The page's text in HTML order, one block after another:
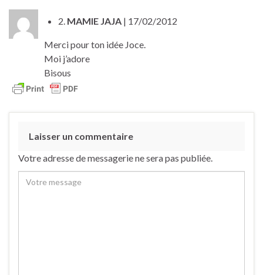
2. MAMIE JAJA | 17/02/2012
Merci pour ton idée Joce.
Moi j’adore
Bisous
Laisser un commentaire
Votre adresse de messagerie ne sera pas publiée.